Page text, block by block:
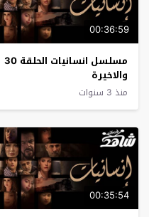
00:36:59
مسلسل انسانيات الحلقة 30
والاخيرة
منذ 3 سنوات
00:35:54